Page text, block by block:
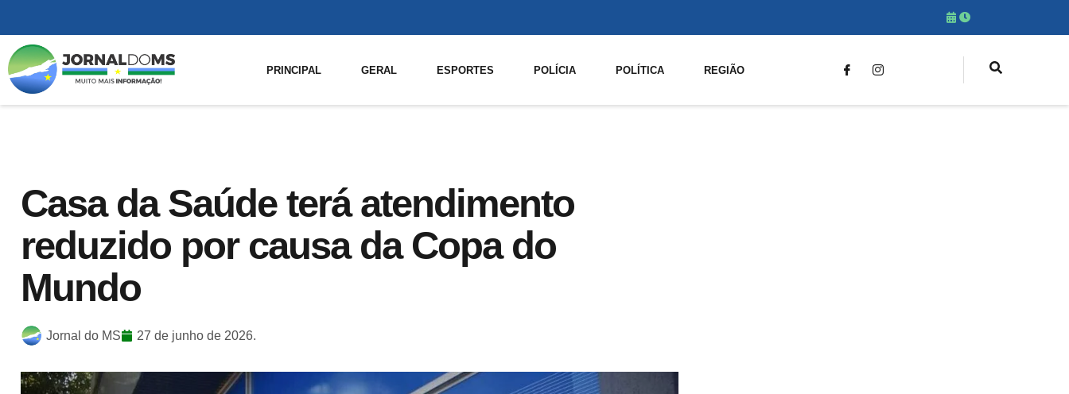
PRINCIPAL GERAL ESPORTES POLÍCIA POLÍTICA REGIÃO
Casa da Saúde terá atendimento
reduzido por causa da Copa do
Mundo
Jornal do MS 27 de junho de 2026.